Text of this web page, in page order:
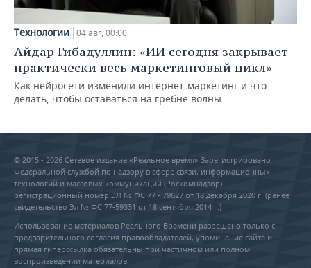
Технологии 04 авг, 00:00
Айдар Гибадуллин: «ИИ сегодня закрывает
практически весь маркетинговый цикл»
Как нейросети изменили интернет-маркетинг и что
делать, чтобы оставаться на гребне волны
© 2015 - 2026 Сетевое издание «Реальное время» Зарегистрировано
Федеральной службой по надзору в сфере связи, информационных
технологий и массовых коммуникаций (Роскомнадзор) –
регистрационный номер ЭЛ № ФС 77 - 79627 от 18 декабря 2020 г. (ранее
свидетельство Эл № ФС 77-59331 от 18 сентября 2014 г.)
Использование материалов Реального Времени разрешено только с
предварительного согласия правообладателей, упоминание сайта и
прямая гиперссылка обязательны при частичном или полном
воспроизведении материалов.